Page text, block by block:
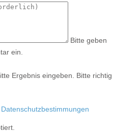
Bitte geben
ein.
Ergebnis eingeben. Bitte richtig
Datenschutzbestimmungen